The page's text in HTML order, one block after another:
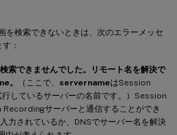
検索できないときは、次のエラーメッセ
：
索できませんでした。リモート名を解決で
。
（ここで、 servernameはSession
しているサーバーの名前です。）Session
サーバーと通信することができ
力されているか、DNSでサーバー名を解決